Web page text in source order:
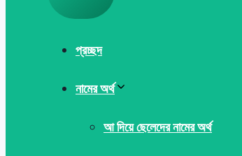
প্রচ্ছদ
নামের অর্থ
আ দিয়ে ছেলেদের নামের অর্থ